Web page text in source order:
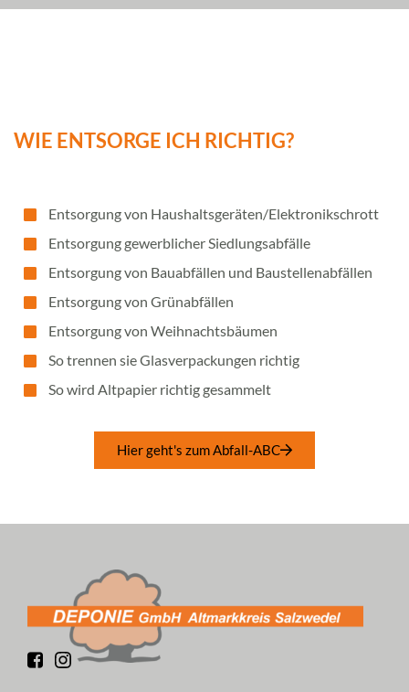
WIE ENTSORGE ICH RICHTIG?
Entsorgung von Haushaltsgeräten/Elektronikschrott
Entsorgung gewerblicher Siedlungsabfälle
Entsorgung von Bauabfällen und Baustellenabfällen
Entsorgung von Grünabfällen
Entsorgung von Weihnachtsbäumen
So trennen sie Glasverpackungen richtig
So wird Altpapier richtig gesammelt
Hier geht's zum Abfall-ABC